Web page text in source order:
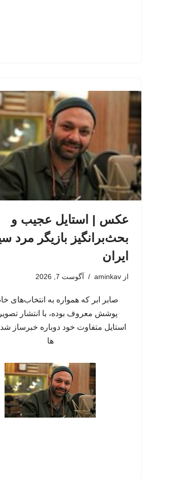
عکس | استایل عجیب و
بحث‌برانگیز بازیگر مرد
ایران
از aminkav آگوست 7, 2026
صابر ابر که همواره به انتخاب‌های
پوشش معروف بوده، با انتشار
استایل متفاوت خود دوباره خبرساز
ها